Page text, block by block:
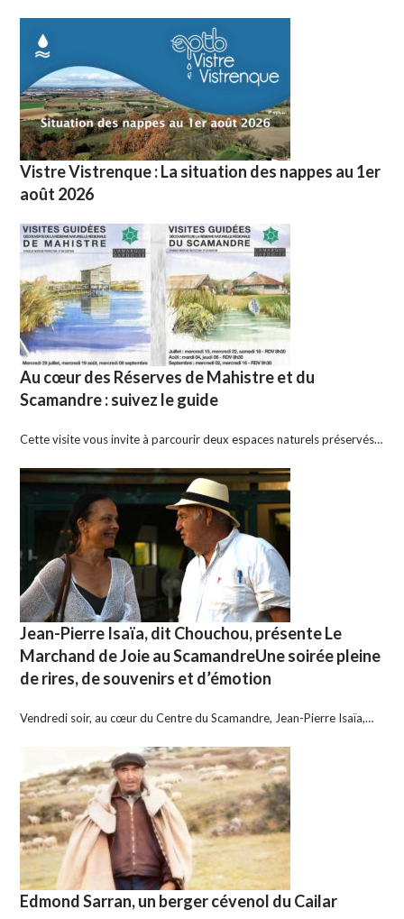
Vistre Vistrenque : La situation des nappes au 1er
août 2026
Au cœur des Réserves de Mahistre et du
Scamandre : suivez le guide
Cette visite vous invite à parcourir deux espaces naturels préservés…
Jean-Pierre Isaïa, dit Chouchou, présente Le
Marchand de Joie au ScamandreUne soirée pleine
de rires, de souvenirs et d’émotion
Vendredi soir, au cœur du Centre du Scamandre, Jean-Pierre Isaïa,…
Edmond Sarran, un berger cévenol du Cailar